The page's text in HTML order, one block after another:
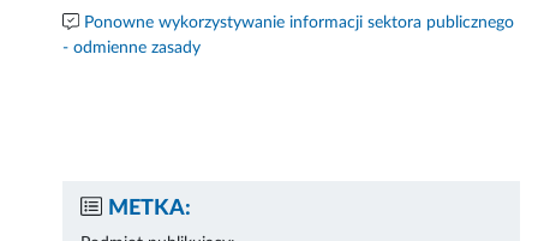
Ponowne wykorzystywanie informacji sektora publicznego
- odmienne zasady
METKA: